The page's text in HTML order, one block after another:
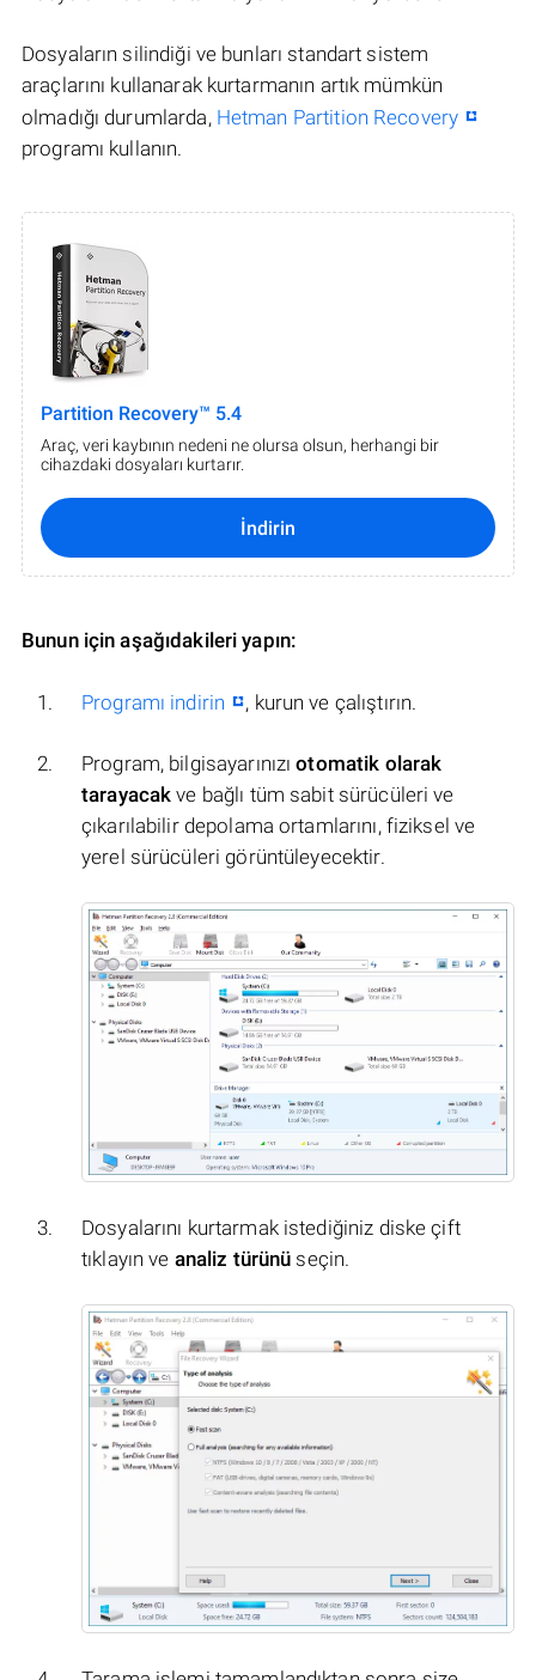
Dosyaların silindiği ve bunları standart sistem
araçlarını kullanarak kurtarmanın artık mümkün
olmadığı durumlarda, Hetman Partition Recovery
programı kullanın.
Partition Recovery™ 5.4
Araç, veri kaybının nedeni ne olursa olsun, herhangi bir
cihazdaki dosyaları kurtarır.
İndirin
Bunun için aşağıdakileri yapın:
Programı indirin , kurun ve çalıştırın.
Program, bilgisayarınızıotomatik olarak
tarayacak ve bağlı tüm sabit sürücüleri ve
çıkarılabilir depolama ortamlarını, fiziksel ve
yerel sürücüleri görüntüleyecektir.
Dosyalarını kurtarmak istediğiniz diske çift
tıklayın ve analiz türünü seçin.